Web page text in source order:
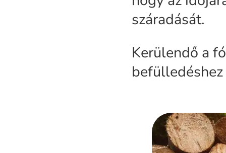
száradását.
Kerülendő a